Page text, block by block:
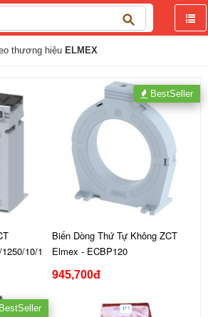
thương hiệu ELMEX
10/1
Biến Dòng Thứ Tự Không ZCT
Elmex - ECBP120
945,700đ
BestSeller
BestSeller